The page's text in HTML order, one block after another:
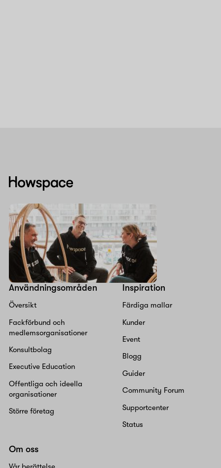
Howspace
Användningsområden
Översikt
Fackförbund och
medlemsorganisationer
Konsultbolag
Executive Education
Offentliga och ideella
organisationer
Större företag
Inspiration
Färdiga mallar
Kunder
Event
Blogg
Guider
Community Forum
Supportcenter
Status
Om oss